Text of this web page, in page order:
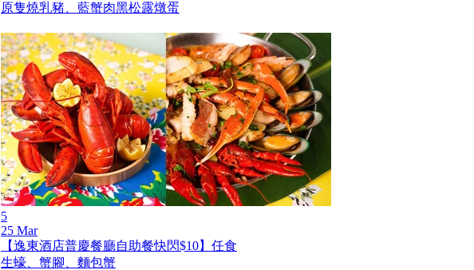
原隻燒乳豬、藍蟹肉黑松露燉蛋
5
25 Mar
【逸東酒店普慶餐廳自助餐快閃$10】任食
生蠔、蟹腳、麵包蟹